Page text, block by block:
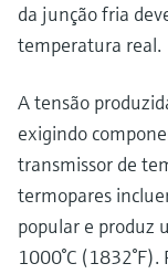
da junção fria
temperatura real.
A tensão
exigindo
transmissor de
termopares
popular e produz
1000°C